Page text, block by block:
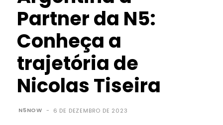
Partner da N5:
Conheça a
trajetória de
Nicolas Tiseira
N5NOW - 6 DE DEZEMBRO DE 2023